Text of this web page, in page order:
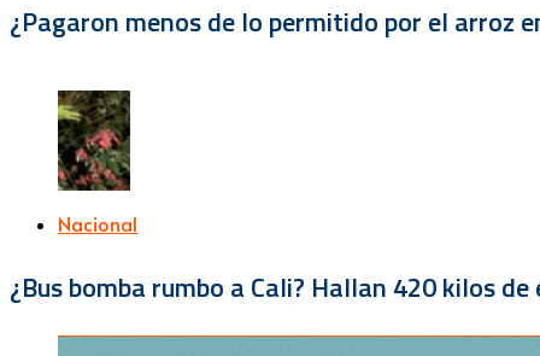
¿Pagaron menos de lo permitido por el arroz
Nacional
¿Bus bomba rumbo a Cali? Hallan 420 kilos